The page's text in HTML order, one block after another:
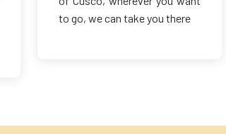
to go, we can take you there